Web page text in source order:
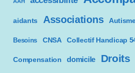
aidants Associations
Besoins CNSA Collectif Handicap
Compensation domicile Droits